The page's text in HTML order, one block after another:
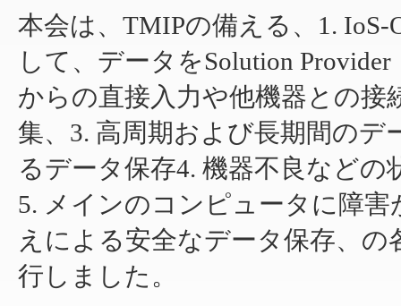
本会は、TMIPの備える、1. IoS-
して、データをSolution
からの直接入力や他機器との
集、3. 高周期および長期間の
るデータ保存4. 機器不良など
5. メインのコンピュータに障
えによる安全なデータ保存、
行しました。